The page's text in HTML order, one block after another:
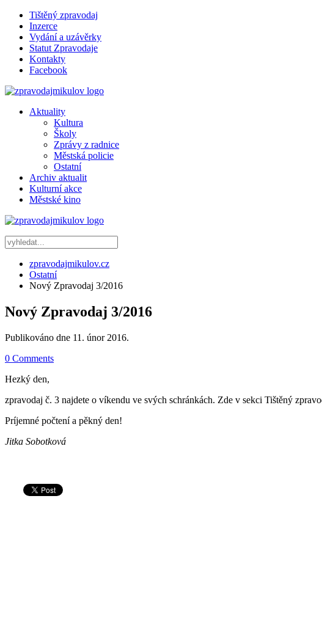
Tištěný zpravodaj
Inzerce
Vydání a uzávěrky
Statut Zpravodaje
Kontakty
Facebook
Aktuality
Kultura
Školy
Zprávy z radnice
Městská policie
Ostatní
Archiv aktualit
Kulturní akce
Městské kino
zpravodajmikulov.cz
Ostatní
Nový Zpravodaj 3/2016
Nový Zpravodaj 3/2016
Publikováno dne 11. únor 2016.
0 Comments
Hezký den,
zpravodaj č. 3 najdete o víkendu ve svých schránkách. Zde v sekci Tištěný
Príjemné počtení a pěkný den!
Jitka Sobotková